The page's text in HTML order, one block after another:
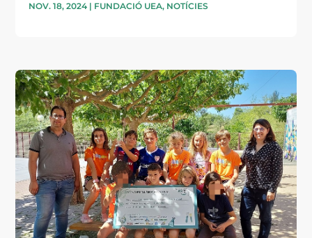
NOV. 18, 2024 | FUNDACIÓ UEA, NOTÍCIES